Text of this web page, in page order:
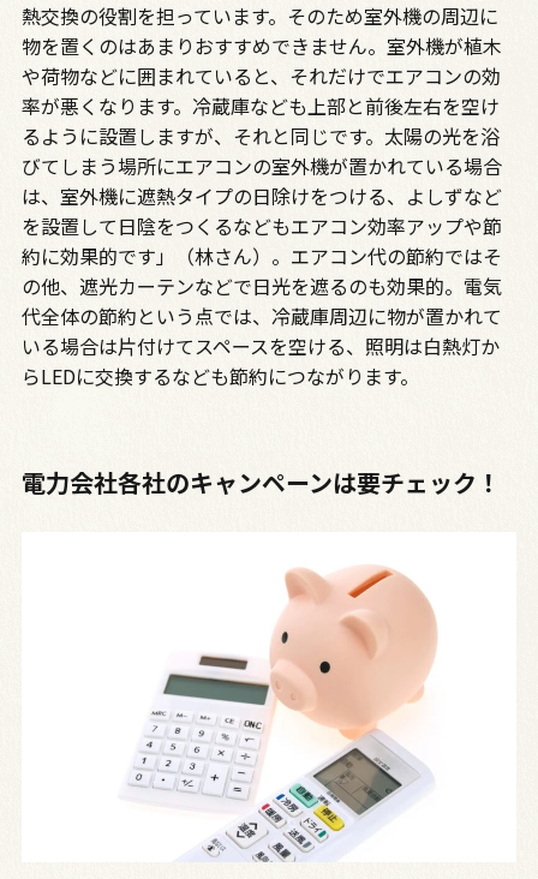
熱交換の役割を担っています。そのため室外機の周辺に
物を置くのはあまりおすすめできません。室外機が植木
や荷物などに囲まれていると、それだけでエアコンの効
率が悪くなります。冷蔵庫なども上部と前後左右を空け
るように設置しますが、それと同じです。太陽の光を浴
びてしまう場所にエアコンの室外機が置かれている場合
は、室外機に遮熱タイプの日除けをつける、よしずなど
を設置して日陰をつくるなどもエアコン効率アップや節
約に効果的です」（林さん）。エアコン代の節約ではそ
の他、遮光カーテンなどで日光を遮るのも効果的。電気
代全体の節約という点では、冷蔵庫周辺に物が置かれて
いる場合は片付けてスペースを空ける、照明は白熱灯か
らLEDに交換するなども節約につながります。
電力会社各社のキャンペーンは要チェック！